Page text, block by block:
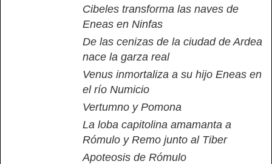
Cibeles transforma las naves de
Eneas en Ninfas
De las cenizas de la ciudad de Ardea
nace la garza real
Venus inmortaliza a su hijo Eneas en
el río Numicio
Vertumno y Pomona
La loba capitolina amamanta a
Rómulo y Remo junto al Tiber
Apoteosis de Rómulo